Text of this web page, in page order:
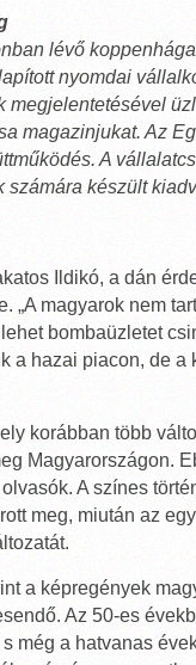
lévő
nyomdai
megjelentetésével
magazinjukat. Az
A
számára készült
Ildikó, a dán
„A magyarok nem
bombaüzletet
a hazai piacon, de
korábban több
Magyarországon.
A színes
meg, miután az
a képregények
Az 50-es
még a hatvanas